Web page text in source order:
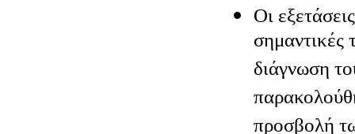
Οι
σημαντικές
διάγνωση
προσβολή